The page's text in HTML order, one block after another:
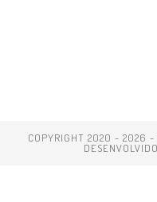
COPYRIGHT 2020 - 2026 -